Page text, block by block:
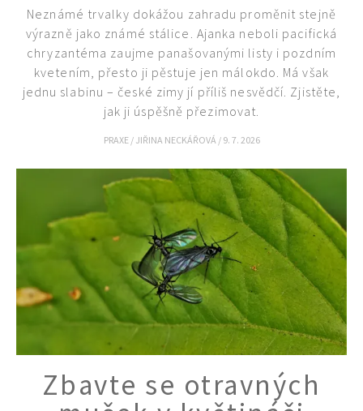
74 Kč
Objednat >
Neznámé trvalky dokážou zahradu proměnit stejně
výrazně jako známé stálice. Ajanka neboli pacifická
chryzantéma zaujme panašovanými listy i pozdním
kvetením, přesto ji pěstuje jen málokdo. Má však
jednu slabinu – české zimy jí příliš nesvědčí. Zjistěte,
jak ji úspěšně přezimovat.
PRAXE / JIŘINA NECKÁŘOVÁ / 9. 7. 2026
Zbavte se otravných